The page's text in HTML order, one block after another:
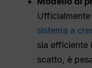
sistema a
sia efficiente
scatto, è